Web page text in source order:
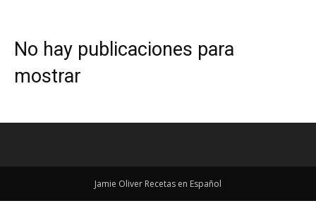
No hay publicaciones para
mostrar
Jamie Oliver Recetas en Español